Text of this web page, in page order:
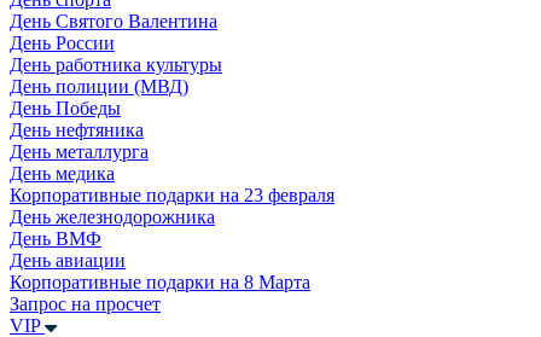
День Святого Валентина
День России
День работника культуры
День полиции (МВД)
День Победы
День нефтяника
День металлурга
День медика
Корпоративные подарки на 23 февраля
День железнодорожника
День ВМФ
День авиации
Корпоративные подарки на 8 Марта
Запрос на просчет
VIP